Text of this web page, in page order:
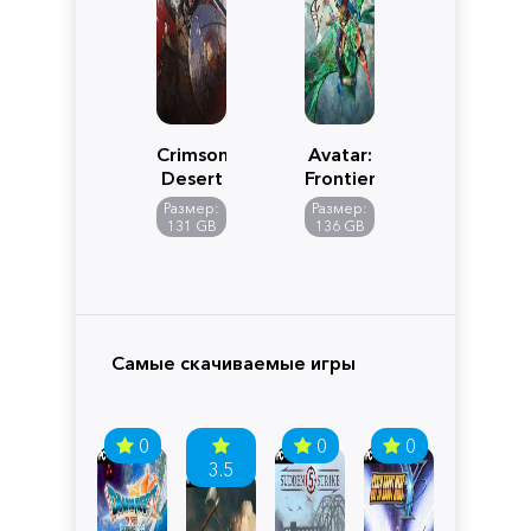
Crimson
Desert
Размер:
131 GB
Avatar:
Frontiers
of
Pandora
Размер:
136 GB
Самые скачиваемые игры
0
3.5
0 0